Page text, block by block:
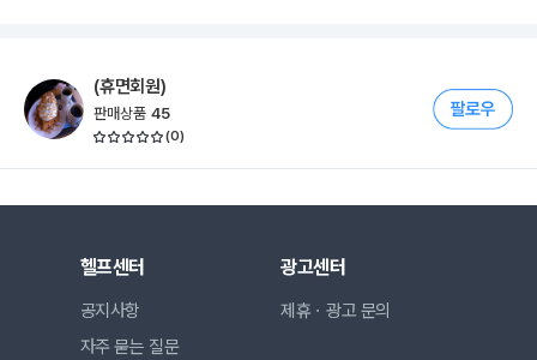
(휴면회원)
판매상품 45
(0)
헬프센터
공지사항
자주 묻는 질문
광고센터
제휴ㆍ광고 문의